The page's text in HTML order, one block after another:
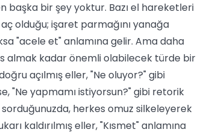
başka bir şey yoktur. Bazı el hareketleri
olduğu; işaret parmağını yanağa
"acele et" anlamına gelir. Ama daha
almak kadar önemli olabilecek türde bir
açılmış eller, "Ne oluyor?" gibi
"Ne yapmamı istiyorsun?" gibi retorik
herkes omuz silkeleyerek
kaldırılmış eller, "Kısmet" anlamına